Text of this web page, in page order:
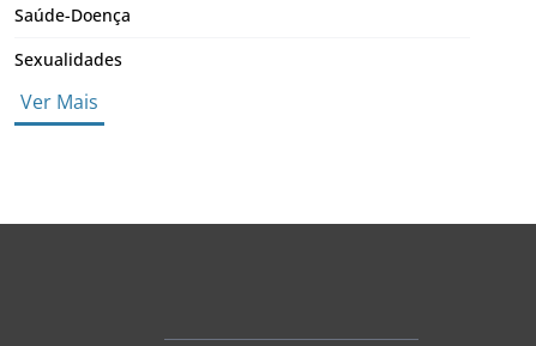
Saúde-Doença
Sexualidades
Ver Mais